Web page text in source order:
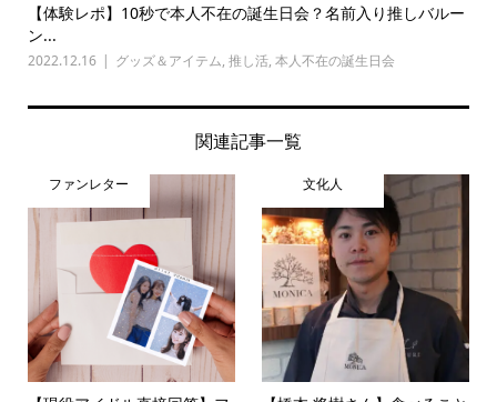
【体験レポ】10秒で本人不在の誕生日会？名前入り推しバルー
ン...
2022.12.16 グッズ＆アイテム, 推し活, 本人不在の誕生日会
関連記事一覧
ファンレター 文化人